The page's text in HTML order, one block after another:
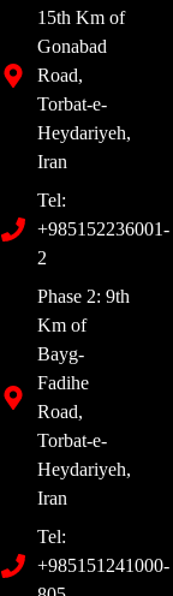
15th Km of
Gonabad
Road,
Torbat-e-
Heydariyeh,
Iran
Tel:
+985152236001-
2
Phase 2: 9th
Km of
Bayg-
Fadihe
Road,
Torbat-e-
Heydariyeh,
Iran
Tel:
+985151241000-